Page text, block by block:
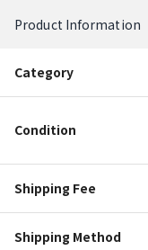
Product Information
Category
Condition
Shipping Fee
Shipping Method